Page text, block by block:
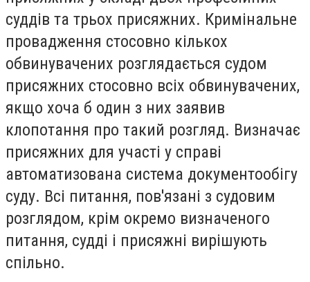
суддів та трьох присяжних. Кримінальне
провадження стосовно кількох
обвинувачених розглядається судом
присяжних стосовно всіх обвинувачених,
якщо хоча б один з них заявив
клопотання про такий розгляд. Визначає
присяжних для участі у справі
автоматизована система документообігу
суду. Всі питання, пов'язані з судовим
розглядом, крім окремо визначеного
питання, судді і присяжні вирішують
спільно.